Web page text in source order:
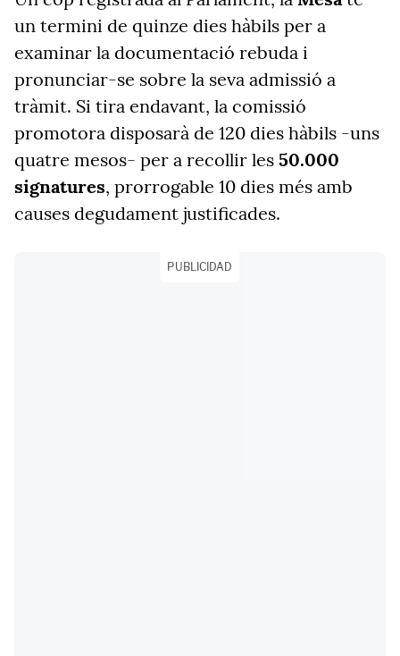
un termini de quinze dies hàbils per a
examinar la documentació rebuda i
pronunciar-se sobre la seva admissió a
tràmit. Si tira endavant, la comissió
promotora disposarà de 120 dies hàbils -uns
quatre mesos- per a recollir les 50.000
signatures, prorrogable 10 dies més amb
causes degudament justificades.
PUBLICIDAD